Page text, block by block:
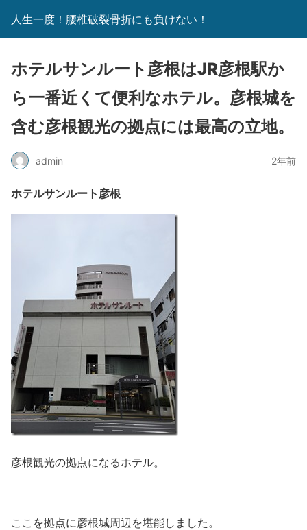
人生一度！腰椎破裂骨折にも負けない！
ホテルサンルート彦根はJR彦根駅か
ら一番近くて便利なホテル。彦根城を
含む彦根観光の拠点には最高の立地。
admin 2年前
ホテルサンルート彦根
彦根観光の拠点になるホテル。
ここを拠点に彦根城周辺を堪能しました。